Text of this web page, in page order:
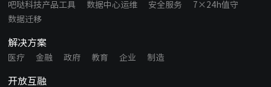
吧哒科技产品工具 数据中心运维 安全服务
7×24h值守
数据迁移
解决方案
医疗 金融 政府 教育 企业 制造
开放互融